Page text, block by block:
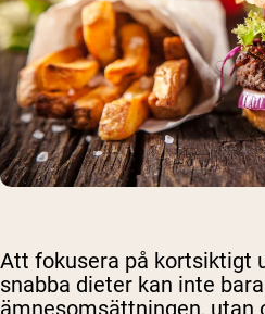
Att fokusera på kortsiktigt
snabba dieter kan inte
ämnesomsättningen, utan